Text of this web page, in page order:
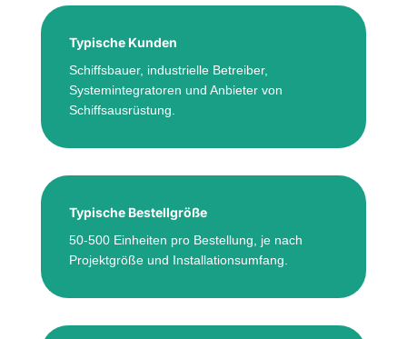
Typische Kunden
Schiffsbauer, industrielle Betreiber,
Systemintegratoren und Anbieter von
Schiffsausrüstung.
Typische Bestellgröße
50-500 Einheiten pro Bestellung, je nach
Projektgröße und Installationsumfang.